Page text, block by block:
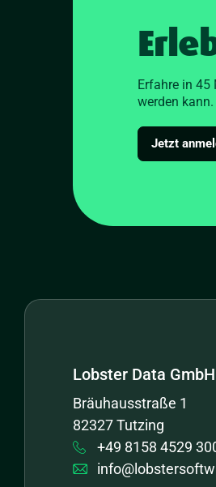
Erfahre in 45
werden kann.
Jetzt
Lobster Data GmbH
Bräuhausstraße 1
82327 Tutzing
+49 8158 4529